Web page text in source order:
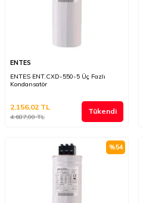
ENTES
ENTES ENT.CXD-550-5 Üç Fazlı
Kondansatör
4.687,00TL
2.156,02 TL Tükendi
%54